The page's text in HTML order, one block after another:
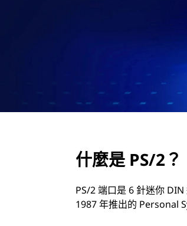
什麼是 PS/2？
PS/2 端口是 6 針迷你
1987 年推出的 Personal